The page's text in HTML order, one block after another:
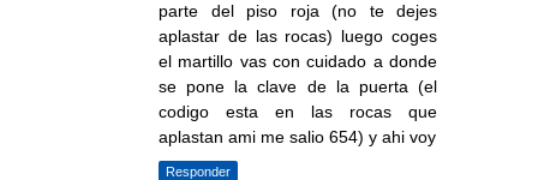
parte del piso roja (no te dejes
aplastar de las rocas) luego coges
el martillo vas con cuidado a donde
se pone la clave de la puerta (el
codigo esta en las rocas que
aplastan ami me salio 654) y ahi voy
Responder